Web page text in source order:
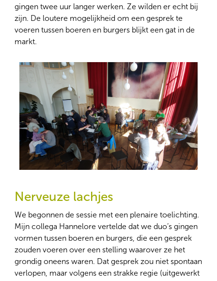
gingen twee uur langer werken. Ze wilden er echt bij
zijn. De loutere mogelijkheid om een gesprek te
voeren tussen boeren en burgers blijkt een gat in de
markt.
Nerveuze lachjes
We begonnen de sessie met een plenaire toelichting.
Mijn collega Hannelore vertelde dat we duo’s gingen
vormen tussen boeren en burgers, die een gesprek
zouden voeren over een stelling waarover ze het
grondig oneens waren. Dat gesprek zou niet spontaan
verlopen, maar volgens een strakke regie (uitgewerkt